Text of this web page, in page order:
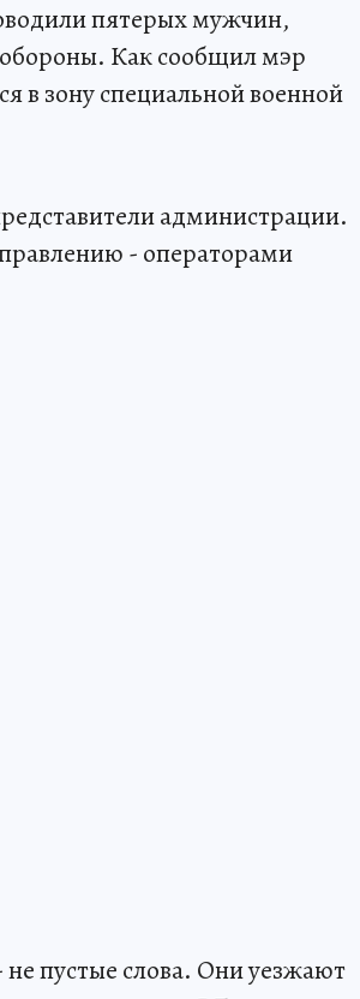
пятерых мужчин,
Как сообщил мэр
в зону специальной военной
администрации.
- операторами
пустые слова. Они уезжают